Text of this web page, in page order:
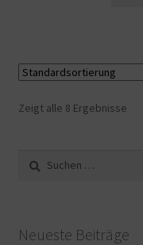
Zeigt alle 8 Ergebnisse
Suche
nach:
Neueste Beiträge